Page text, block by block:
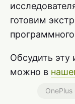
готовим
Обсудить эту
можно в
OnePlus